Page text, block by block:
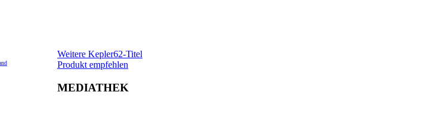
Weitere Kepler62-Titel
Produkt empfehlen
MEDIATHEK